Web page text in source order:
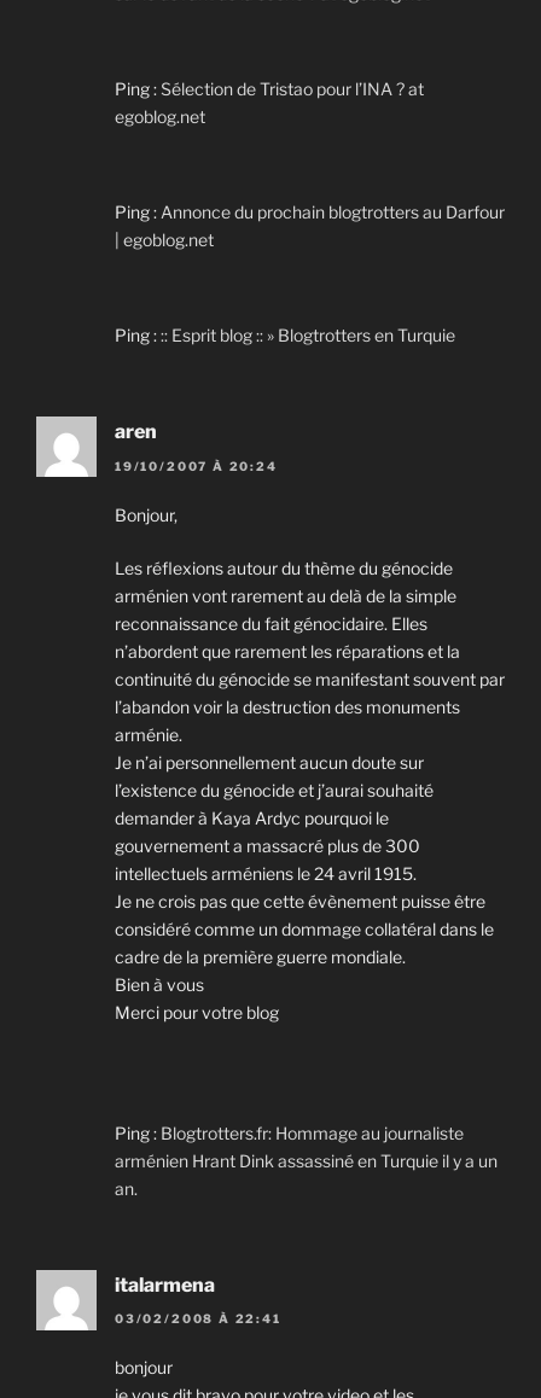
Ping :Sélection de Tristao pour l’INA ? at
egoblog.net
Ping : Annonce du prochain blogtrotters au Darfour
| egoblog.net
Ping ::: Esprit blog :: » Blogtrotters en Turquie
aren
19/10/2007 À 20:24
Bonjour,
Les réflexions autour du thème du génocide
arménien vont rarement au delà de la simple
reconnaissance du fait génocidaire. Elles
n’abordent que rarement les réparations et la
continuité du génocide se manifestant souvent par
l’abandon voir la destruction des monuments
arménie.
Je n’ai personnellement aucun doute sur
l’existence du génocide et j’aurai souhaité
demander à Kaya Ardyc pourquoi le
gouvernement a massacré plus de 300
intellectuels arméniens le 24 avril 1915.
Je ne crois pas que cette évènement puisse être
considéré comme un dommage collatéral dans le
cadre de la première guerre mondiale.
Bien à vous
Merci pour votre blog
Ping : Blogtrotters.fr: Hommage au journaliste
arménien Hrant Dink assassiné en Turquie il y a un
an.
italarmena
03/02/2008 À 22:41
bonjour